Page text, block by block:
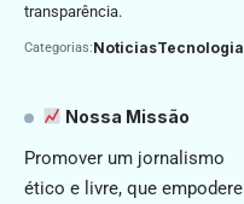
transparência.
Categorias:NoticiasTecnologia
Nossa Missão
Promover um jornalismo
ético e livre, que empodere